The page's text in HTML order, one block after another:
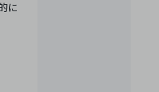
に